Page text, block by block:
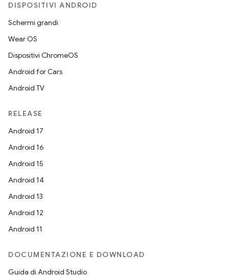
DISPOSITIVI ANDROID
Schermi grandi
Wear OS
Dispositivi ChromeOS
Android for Cars
Android TV
RELEASE
Android 17
Android 16
Android 15
Android 14
Android 13
Android 12
Android 11
DOCUMENTAZIONE E DOWNLOAD
Guida di Android Studio